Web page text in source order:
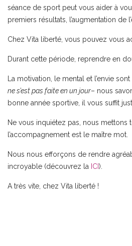
séance de sport peut vous aider à
premiers résultats, l’augmentation de
Chez Vita liberté, vous pouvez vous
Durant cette période, reprendre en
La motivation, le mental et l’envie
ne s’est pas faite en un jour– nous
bonne année sportive, il vous suffit
Ne vous inquiétez pas, nous
l’accompagnement est le maître mot.
Nous nous efforçons de rendre
incroyable (découvrez la ICI).
A très vite, chez Vita liberté !